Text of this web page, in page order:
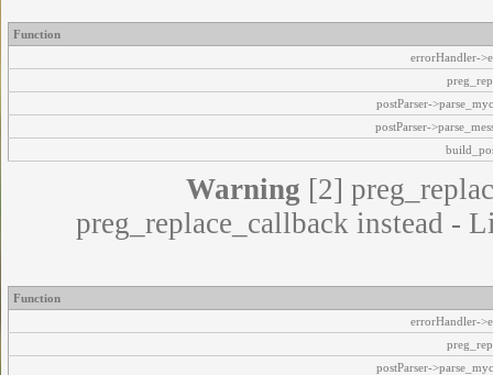
Function
errorHandler-
postParser-
postParser-
Warning [2]
preg_replace_callback instead -
Function
errorHandler-
postParser-